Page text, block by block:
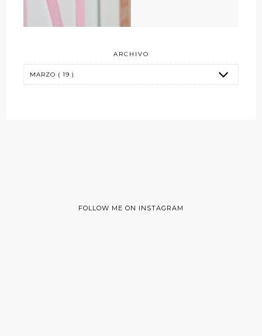
ARCHIVO
FOLLOW ME ON INSTAGRAM